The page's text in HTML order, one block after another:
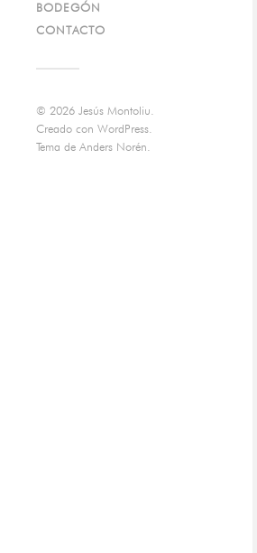
BODEGÓN
CONTACTO
© 2026 Jesús Montoliu
Creado con WordPress
Tema de Anders Norén